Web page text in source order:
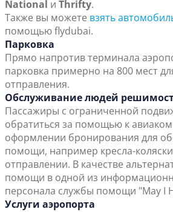
National и Thrifty.
Также вы можете взять
помощью flydubai.
Парковка
Прямо напротив терминала
парковка примерно на 800 мест
отправления.
Обслуживание людей
Пассажиры с ограниченной
обратиться за помощью к
оформлении бронирования для
помощи, например кресла-
отправлении. В качестве
помощи в одной из
персонала службы помощи "May I
Услуги аэропорта